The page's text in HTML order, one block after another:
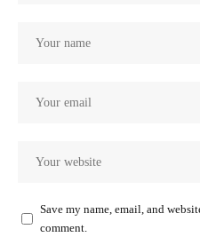
Save my name, email, and
comment.